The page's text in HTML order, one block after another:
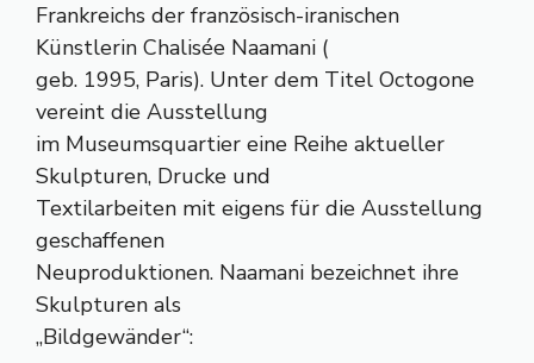
Frankreichs der französisch-iranischen
Künstlerin Chalisée Naamani (
geb. 1995, Paris). Unter dem Titel Octogone
vereint die Ausstellung
im Museumsquartier eine Reihe aktueller
Skulpturen, Drucke und
Textilarbeiten mit eigens für die Ausstellung
geschaffenen
Neuproduktionen. Naamani bezeichnet ihre
Skulpturen als
„Bildgewänder“: